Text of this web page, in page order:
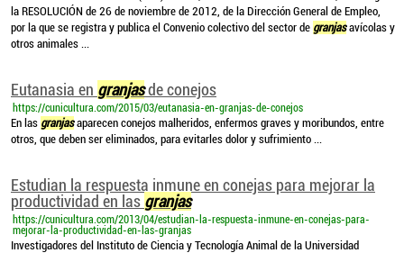
la RESOLUCIÓN de 26 de noviembre de 2012, de la Dirección General de Empleo,
por la que se registra y publica el Convenio colectivo del sector de granjasavícolas y
otros animales ...
Eutanasia en granjasde conejos
https://cunicultura.com/2015/03/eutanasia-en-granjas-de-conejos
En las granjasaparecen conejos malheridos, enfermos graves y moribundos, entre
otros, que deben ser eliminados, para evitarles dolor y sufrimiento ...
Estudian la respuesta inmune en conejas para mejorar la
productividad en las granjas
https://cunicultura.com/2013/04/estudian-la-respuesta-inmune-en-conejas-para-
mejorar-la-productividad-en-las-granjas
Investigadores del Instituto de Ciencia y Tecnología Animal de la Universidad